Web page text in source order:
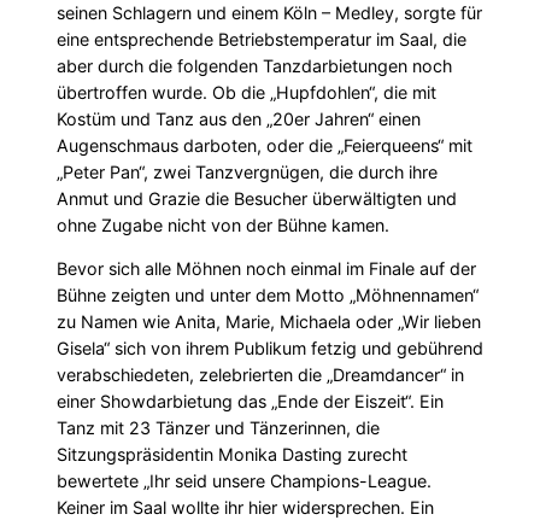
seinen Schlagern und einem Köln – Medley, sorgte für
eine entsprechende Betriebstemperatur im Saal, die
aber durch die folgenden Tanzdarbietungen noch
übertroffen wurde. Ob die „Hupfdohlen“, die mit
Kostüm und Tanz aus den „20er Jahren“ einen
Augenschmaus darboten, oder die „Feierqueens“ mit
„Peter Pan“, zwei Tanzvergnügen, die durch ihre
Anmut und Grazie die Besucher überwältigten und
ohne Zugabe nicht von der Bühne kamen.
Bevor sich alle Möhnen noch einmal im Finale auf der
Bühne zeigten und unter dem Motto „Möhnennamen“
zu Namen wie Anita, Marie, Michaela oder „Wir lieben
Gisela“ sich von ihrem Publikum fetzig und gebührend
verabschiedeten, zelebrierten die „Dreamdancer“ in
einer Showdarbietung das „Ende der Eiszeit“. Ein
Tanz mit 23 Tänzer und Tänzerinnen, die
Sitzungspräsidentin Monika Dasting zurecht
bewertete „Ihr seid unsere Champions-League.
Keiner im Saal wollte ihr hier widersprechen. Ein